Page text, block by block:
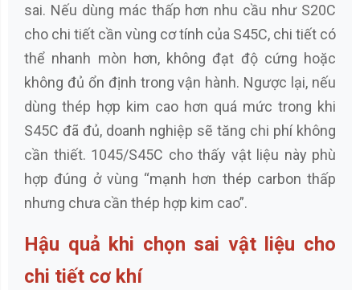
sai. Nếu dùng mác thấp hơn nhu cầu như S20C
cho chi tiết cần vùng cơ tính của S45C, chi tiết có
thể nhanh mòn hơn, không đạt độ cứng hoặc
không đủ ổn định trong vận hành. Ngược lại, nếu
dùng thép hợp kim cao hơn quá mức trong khi
S45C đã đủ, doanh nghiệp sẽ tăng chi phí không
cần thiết. 1045/S45C cho thấy vật liệu này phù
hợp đúng ở vùng “mạnh hơn thép carbon thấp
nhưng chưa cần thép hợp kim cao”.
Hậu quả khi chọn sai vật liệu cho
chi tiết cơ khí